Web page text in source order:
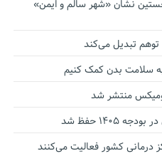
نشان «شهر سالم و ایمن»
توهم تبدیل می‌کند
سلامت بدن کمک کنیم
منتشر شد
۱۴۰۵ حفظ شد